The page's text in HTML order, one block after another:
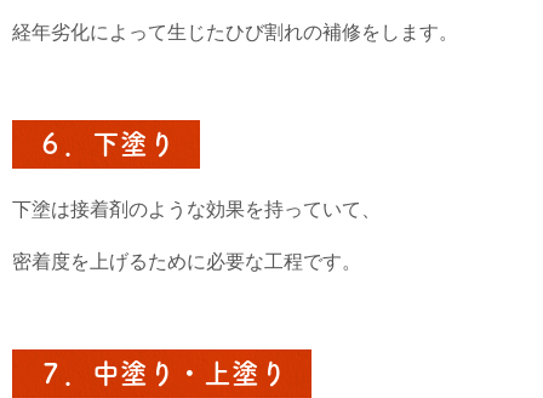
経年劣化によって生じたひび割れの補修をします。
６．下塗り
下塗は接着剤のような効果を持っていて、
密着度を上げるために必要な工程です。
７．中塗り・上塗り